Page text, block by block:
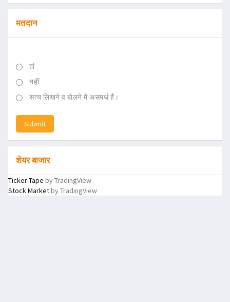
मतदान
हां
नहीं
सत्य लिखने व बोलने में असमर्थ हैं।
Submit
शेयर बाजार
Ticker Tape by TradingView
Stock Marketby TradingView